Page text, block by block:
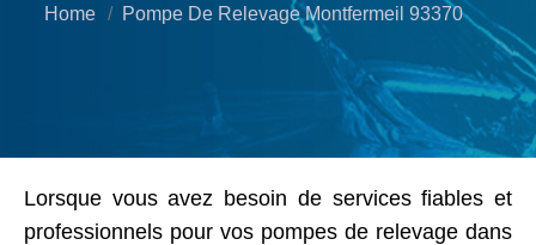
Home Pompe De Relevage Montfermeil 93370
Lorsque vous avez besoin de services fiables et
professionnels pour vos pompes de relevage dans